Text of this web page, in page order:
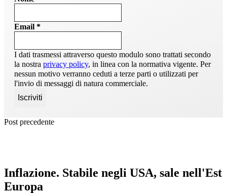
Email *
I dati trasmessi attraverso questo modulo sono trattati secondo
la nostra privacy policy, in linea con la normativa vigente. Per
nessun motivo verranno ceduti a terze parti o utilizzati per
l'invio di messaggi di natura commerciale.
Post precedente
Inflazione. Stabile negli USA, sale nell'Est
Europa